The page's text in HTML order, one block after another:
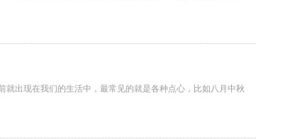
出现在我们的生活中，最常见的就是各种点心，比如八月中秋